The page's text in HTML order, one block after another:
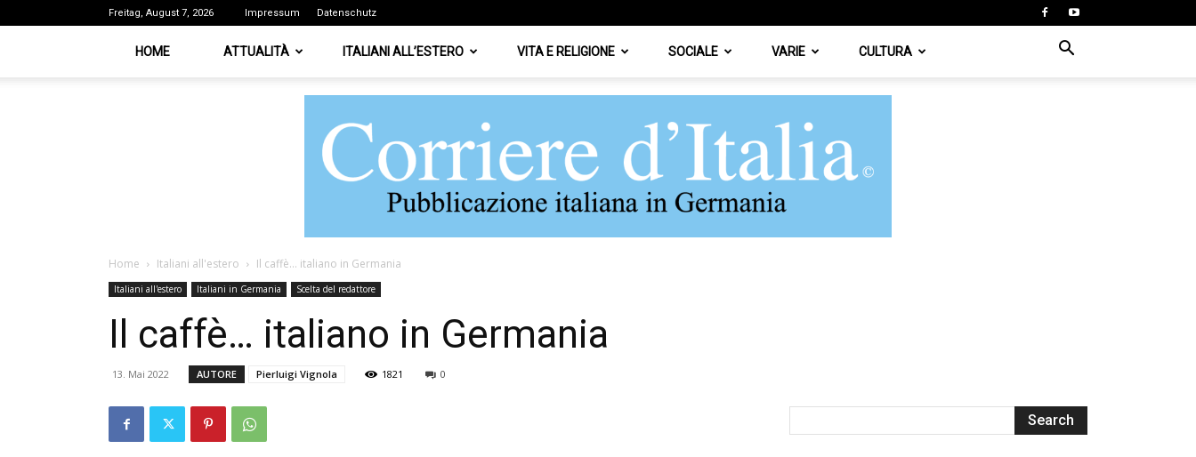
Freitag, August 7, 2026 Impressum Datenschutz
HOME ATTUALITÀ ITALIANI ALL’ESTERO VITA E RELIGIONE SOCIALE VARIE CULTURA
Home Italiani all'estero Il caffè… italiano in Germania
Italiani all'estero Italiani in Germania Scelta del redattore
Il caffè… italiano in Germania
13. Mai 2022 AUTORE Pierluigi Vignola 1821 0